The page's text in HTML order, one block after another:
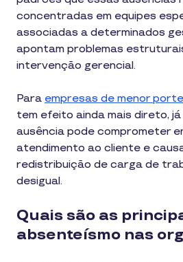
concentradas em equipes
associadas a determinados
apontam problemas
intervenção gerencial.
Para empresas de menor porte
tem efeito ainda mais direto, já
ausência pode comprometer
atendimento ao cliente e
redistribuição de carga de
desigual.
Quais são as
absenteísmo nas